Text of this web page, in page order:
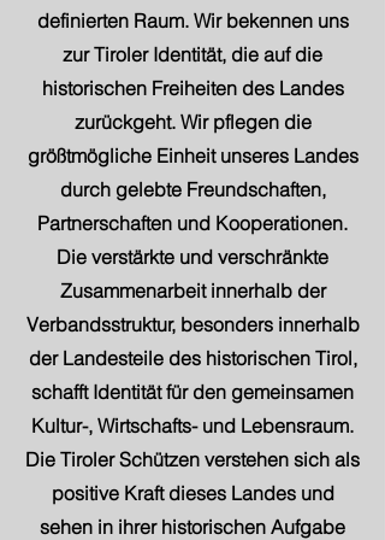
definierten Raum. Wir bekennen uns
zur Tiroler Identität, die auf die
historischen Freiheiten des Landes
zurückgeht. Wir pflegen die
größtmögliche Einheit unseres Landes
durch gelebte Freundschaften,
Partnerschaften und Kooperationen.
Die verstärkte und verschränkte
Zusammenarbeit innerhalb der
Verbandsstruktur, besonders innerhalb
der Landesteile des historischen Tirol,
schafft Identität für den gemeinsamen
Kultur-, Wirtschafts- und Lebensraum.
Die Tiroler Schützen verstehen sich als
positive Kraft dieses Landes und
sehen in ihrer historischen Aufgabe